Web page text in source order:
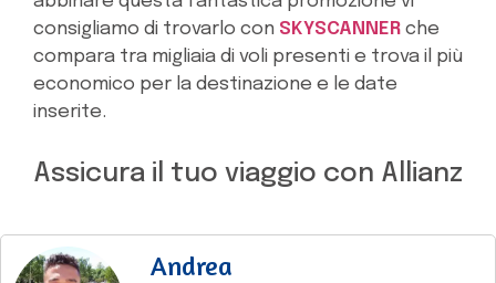
consigliamo di trovarlo con SKYSCANNER che
compara tra migliaia di voli presenti e trova il più
economico per la destinazione e le date
inserite.
Assicura il tuo viaggio con Allianz
Andrea